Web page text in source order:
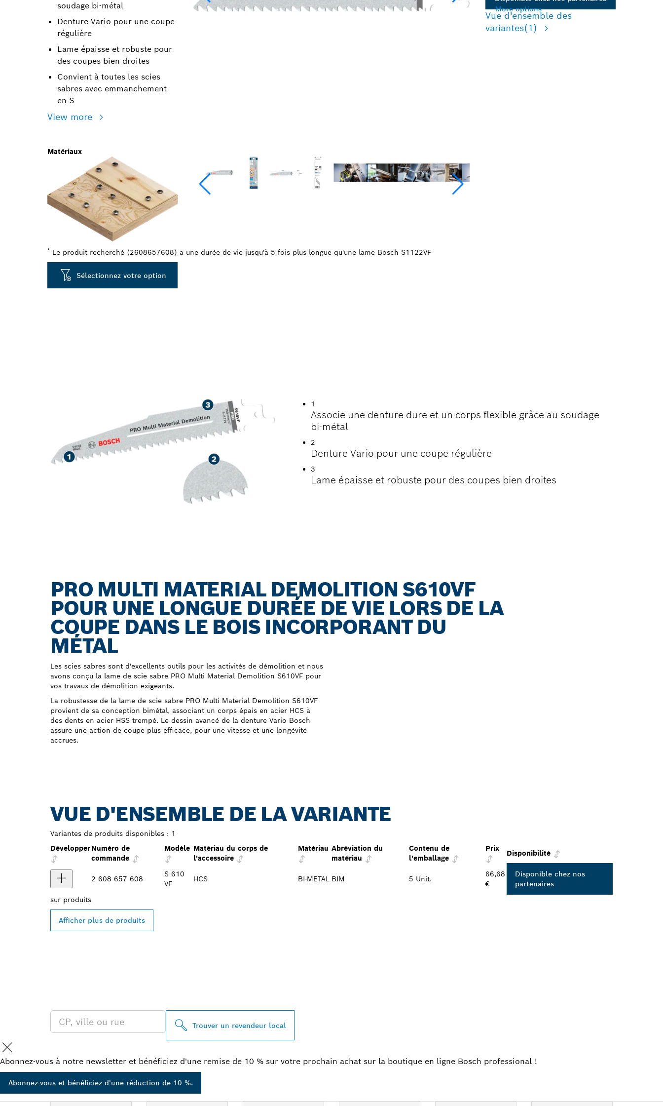
soudage bi-métal
Denture Vario pour une coupe
régulière
Lame épaisse et robuste pour
des coupes bien droites
Convient à toutes les scies
sabres avec emmanchement
en S
View more
Matériaux
* Le produit recherché (2608657608) a une durée de vie jusqu'à 5 fois plus longue qu'une lame Bosch S1122VF
Sélectionnez votre option
More options
Vue d'ensemble des
variantes(1)
1
Associe une denture dure et un corps flexible grâce au soudage
bi-métal
2
Denture Vario pour une coupe régulière
3
Lame épaisse et robuste pour des coupes bien droites
PRO MULTI MATERIAL DEMOLITION S610VF
POUR UNE LONGUE DURÉE DE VIE LORS DE LA
COUPE DANS LE BOIS INCORPORANT DU
MÉTAL
Les scies sabres sont d'excellents outils pour les activités de démolition et nous
avons conçu la lame de scie sabre PRO Multi Material Demolition S610VF pour
vos travaux de démolition exigeants.
La robustesse de la lame de scie sabre PRO Multi Material Demolition S610VF
provient de sa conception bimétal, associant un corps épais en acier HCS à
des dents en acier HSS trempé. Le dessin avancé de la denture Vario Bosch
assure une action de coupe plus efficace, pour une vitesse et une longévité
accrues.
VUE D'ENSEMBLE DE LA VARIANTE
Variantes de produits disponibles : 1
DévelopperNuméro de
commande
Modèle Matériau du corps de
l'accessoire
Matériau Abréviation du
matériau
Contenu de
l'emballage
Prix
Disponibilité
2 608 657 608
S 610
VF
HCS BI-METAL BIM 5 Unit.
66,68
€
Disponible chez nos
partenaires
sur produits
Afficher plus de produits
Trouver un revendeur local
Abonnez-vous à notre newsletter et bénéficiez d'une remise de 10 % sur votre prochain achat sur la boutique en ligne Bosch professional !
Abonnez-vous et bénéficiez d'une réduction de 10 %.